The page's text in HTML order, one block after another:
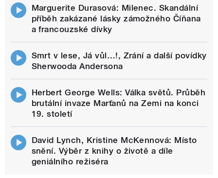
Marguerite Durasová: Milenec. Skandální
příběh zakázané lásky zámožného Číňana
a francouzské dívky
Smrt v lese, Já vůl…!, Zrání a další povídky
Sherwooda Andersona
Herbert George Wells: Válka světů. Průběh
brutální invaze Marťanů na Zemi na konci
19. století
David Lynch, Kristine McKennová: Místo
snění. Výběr z knihy o životě a díle
geniálního režiséra